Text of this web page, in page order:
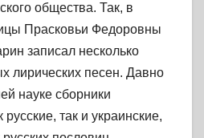
общества. Так, в
Прасковьи Федоровны
записал несколько
лирических песен. Давно
науке сборники
так и украинские,